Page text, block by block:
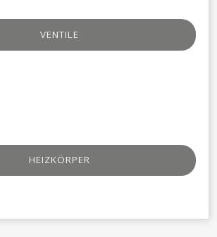
VENTILE​
HEIZKÖRPER